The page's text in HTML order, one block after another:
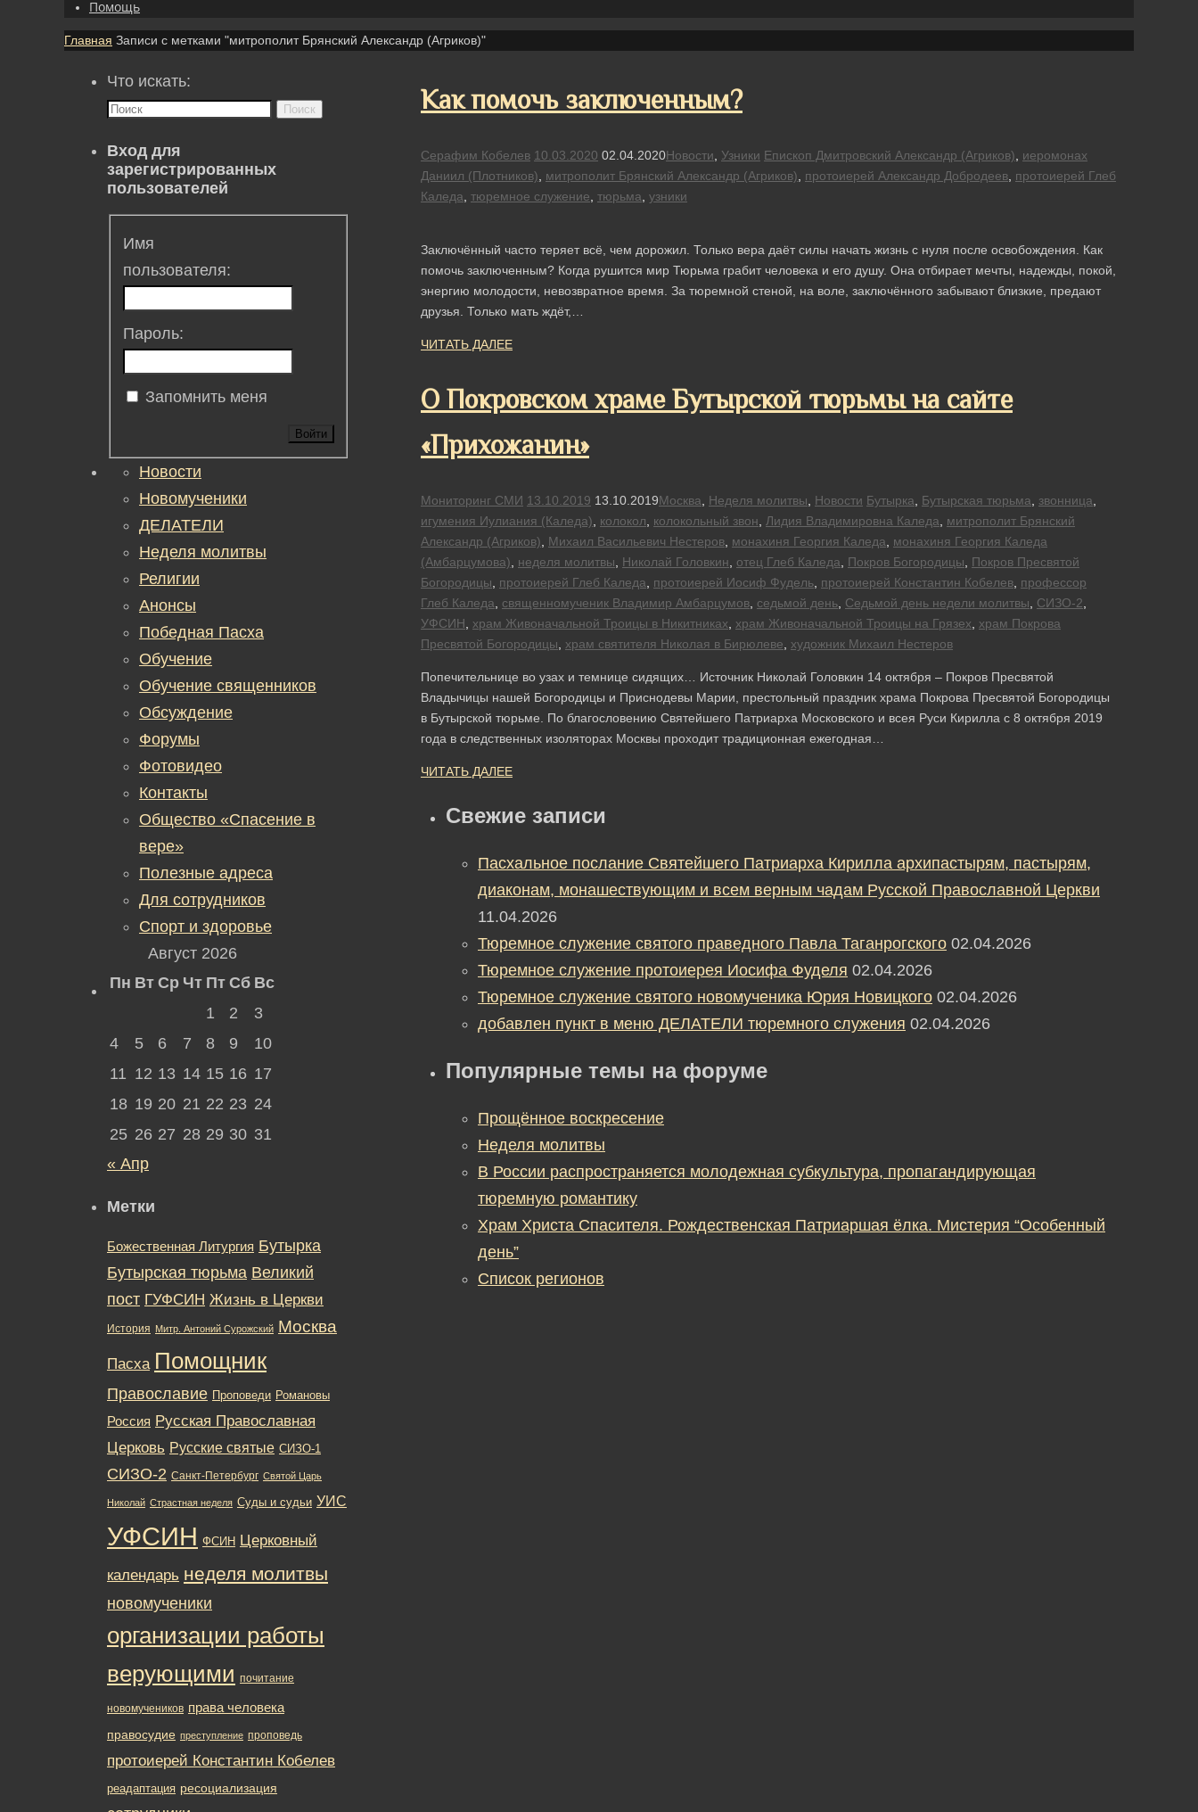
Помощь
Главная Записи с метками "митрополит Брянский Александр (Агриков)"
Как помочь заключенным?
Серафим Кобелев 10.03.2020 02.04.2020Новости Узники Епископ Дмитровский Александр (Агриков)
иеромонах
Даниил (Плотников)
митрополит Брянский Александр (Агриков) протоиерей Александр Добродеев протоиерей Глеб
Каледа тюремное служение тюрьма узники
Заключённый часто теряет всё, чем дорожил. Только вера даёт силы начать жизнь с нуля после освобождения. Как
помочь заключенным? Когда рушится мир Тюрьма грабит человека и его душу. Она отбирает мечты, надежды, покой,
энергию молодости, невозвратное время. За тюремной стеной, на воле, заключённого забывают близкие, предают
друзья. Только мать ждёт,…
ЧИТАТЬ ДАЛЕЕ
О Покровском храме Бутырской тюрьмы на сайте
«Прихожанин»
Мониторинг СМИ 13.10.2019 13.10.2019Москва Неделя молитвы Новости Бутырка Бутырская тюрьма звонница
игумения Иулиания (Каледа)
колокол колокольный звон Лидия Владимировна Каледа
митрополит Брянский
Александр (Агриков)
Михаил Васильевич Нестеров монахиня Георгия Каледа
монахиня Георгия Каледа
(Амбарцумова)
неделя молитвы Николай Головкин отец Глеб Каледа Покров Богородицы
Покров Пресвятой
Богородицы
протоиерей Глеб Каледа протоиерей Иосиф Фудель протоиерей Константин Кобелев профессор
Глеб Каледа
священномученик Владимир Амбарцумов седьмой день Седьмой день недели молитвы СИЗО-2
УФСИН
храм Живоначальной Троицы в Никитниках храм Живоначальной Троицы на Грязех
храм Покрова
Пресвятой Богородицы
храм святителя Николая в Бирюлеве художник Михаил Нестеров
Попечительнице во узах и темнице сидящих… Источник Николай Головкин 14 октября – Покров Пресвятой
Владычицы нашей Богородицы и Приснодевы Марии, престольный праздник храма Покрова Пресвятой Богородицы
в Бутырской тюрьме. По благословению Святейшего Патриарха Московского и всея Руси Кирилла с 8 октября 2019
года в следственных изоляторах Москвы проходит традиционная ежегодная…
ЧИТАТЬ ДАЛЕЕ
Свежие записи
Пасхальное послание Святейшего Патриарха Кирилла архипастырям, пастырям,
диаконам, монашествующим и всем верным чадам Русской Православной Церкви
11.04.2026
Тюремное служение святого праведного Павла Таганрогского 02.04.2026
Тюремное служение протоиерея Иосифа Фуделя 02.04.2026
Тюремное служение святого новомученика Юрия Новицкого 02.04.2026
добавлен пункт в меню ДЕЛАТЕЛИ тюремного служения 02.04.2026
Популярные темы на форуме
Прощённое воскресение
Неделя молитвы
В России распространяется молодежная субкультура, пропагандирующая
тюремную романтику
Храм Христа Спасителя. Рождественская Патриаршая ёлка. Мистерия “Особенный
день”
Список регионов
Что искать:
Поиск
Вход для
зарегистрированных
пользователей
Имя
пользователя:
Пароль:
Запомнить меня
Войти
Новости
Новомученики
ДЕЛАТЕЛИ
Неделя молитвы
Религии
Анонсы
Победная Пасха
Обучение
Обучение священников
Обсуждение
Форумы
Фотовидео
Контакты
Общество «Спасение в
вере»
Полезные адреса
Для сотрудников
Спорт и здоровье
Август 2026
Пн Вт Ср Чт Пт Сб Вс
1
2
3
4
5 6 7 8 9
10
11 12 13 14 15 16 17
18 19 20 21 22 23 24
25 26 27 28 29 30 31
« Апр
Метки
Божественная Литургия Бутырка
Бутырская тюрьма Великий
пост ГУФСИН Жизнь в Церкви
История Митр. Антоний Сурожский Москва
Пасха Помощник
Православие Проповеди Романовы
Россия Русская Православная
Церковь Русские святые СИЗО-1
СИЗО-2 Санкт-Петербург Святой Царь
Николай Страстная неделя Суды и судьи УИС
УФСИН ФСИН Церковный
календарь неделя молитвы
новомученики
организации работы
верующими почитание
новомучеников права человека
правосудие преступление проповедь
протоиерей Константин Кобелев
реадаптация ресоциализация